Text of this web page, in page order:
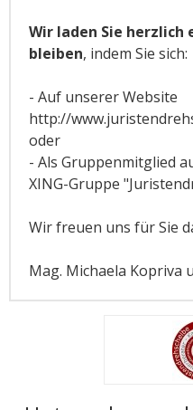
Wir laden Sie
bleiben, indem Sie sich:
- Auf unserer Website
http://
oder
- Als Gruppenmitglied
XING-Gruppe
Wir freuen uns für Sie
Mag. Michaela Kopriva